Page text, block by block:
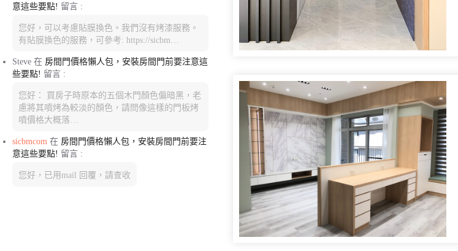
意這些要點! 留言 :
您好，可以考慮貼膜換色。我們沒有烤漆服務。
有貼膜換色的服務，可參考: https://sicbm…
Steve 在 房間門價格懶人包，安裝房間門前要注意這
些要點! 留言 :
您好： 買房子時原本的五個木門顏色偏暗黑，老
慮將其噴烤為較淡的顏色，請問像這樣的門板烤
噴價格大概落…
sicbmcom 在 房間門價格懶人包，安裝房間門前要注
意這些要點! 留言 :
您好，已用mail 回覆，請查收